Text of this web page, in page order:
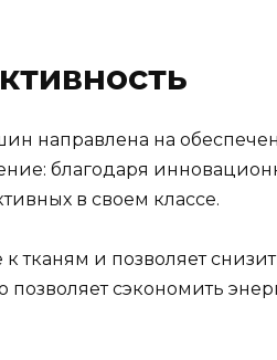
направлена на
благодаря
в своем классе.
тканям и позволяет
сэкономить